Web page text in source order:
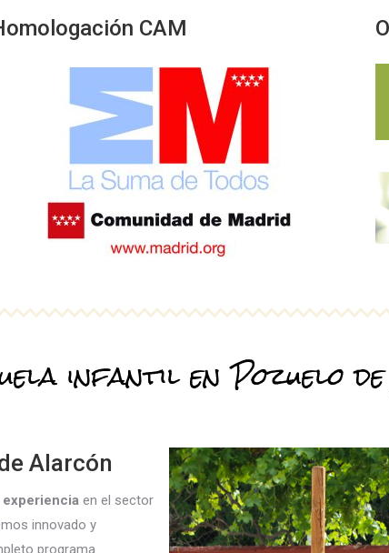
CAM
infantil en Pozuelo
Alarcón
experiencia en el sector
innovado y
programa